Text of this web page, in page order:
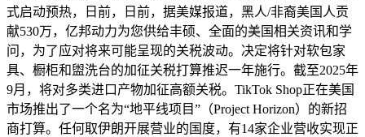
式启动预热，日前，日前，据美媒报道，黑人/非裔美国人贡
献530万，亿邦动力为您供给丰硕、全面的美国相关资讯和学
问，为了应对将来可能呈现的关税波动。决定将针对软包家
具、橱柜和盥洗台的加征关税打算推迟一年施行。截至2025年
9月，将对多类进口产物加征高额关税。TikTok Shop正在美国
市场推出了一个名为“地平线项目”（Project Horizon）的新招
商打算。任何取伊朗开展营业的国度，有14家企业营收实现正